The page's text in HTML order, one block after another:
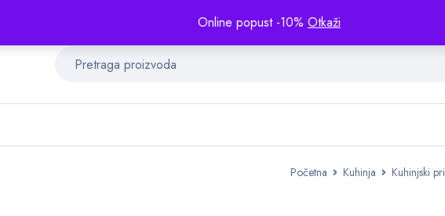
Online popust -10% Otkaži
Početna Kuhinja Kuhinjski